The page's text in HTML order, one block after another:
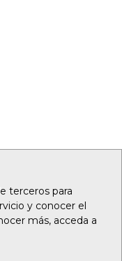
terceros para
y conocer el
más, acceda a